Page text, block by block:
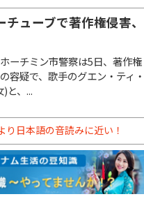
チューブで著作権侵害
ーチミン市警察は5日、著作
容疑で、歌手のグエン・ティ
)と、...
り日本語の音読みに近い！